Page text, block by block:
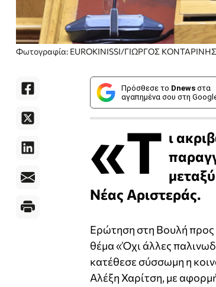
Φωτογραφία: EUROKINISSI/ΓΙΩΡΓΟΣ ΚΟΝΤΑΡΙΝΗΣ
Πρόσθεσε το Dnews στα
αγαπημένα σου στη
«Τ ι
Νέας Αριστεράς.
Ερώτηση στη Βουλή
θέμα «Όχι άλλες
κατέθεσε σύσσωμη η
Αλέξη Χαρίτση, με